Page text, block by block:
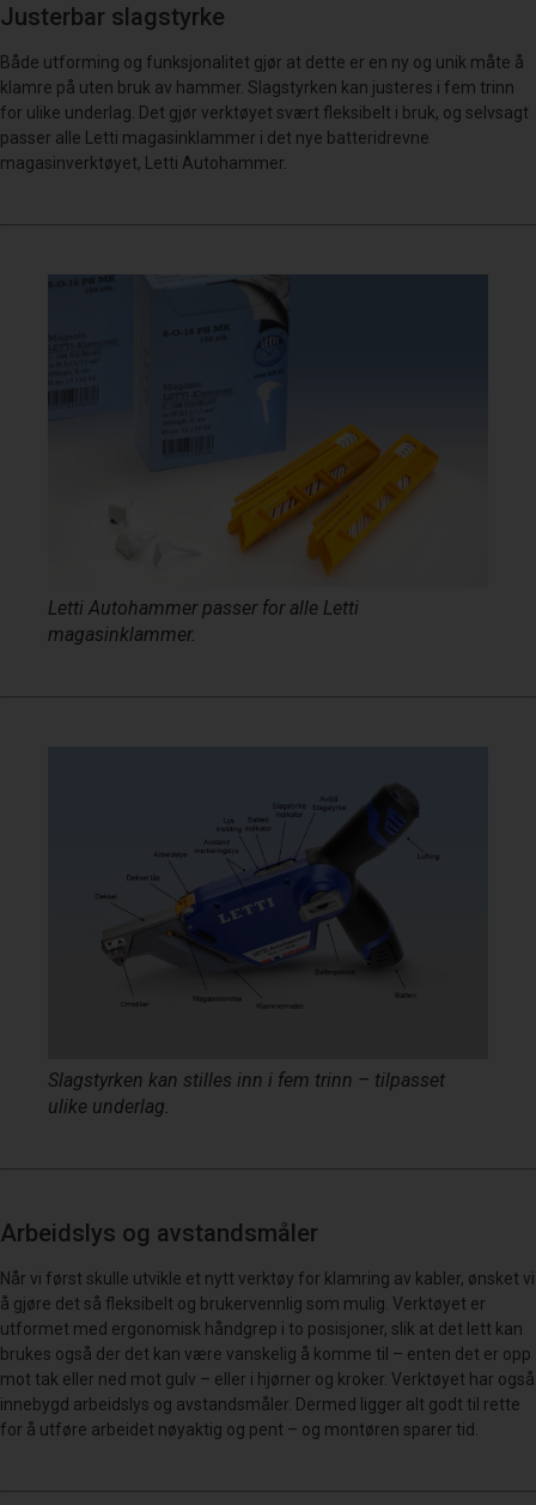
Justerbar slagstyrke
Både utforming og funksjonalitet gjør at dette er en ny og unik måte å
klamre på uten bruk av hammer. Slagstyrken kan justeres i fem trinn
for ulike underlag. Det gjør verktøyet svært fleksibelt i bruk, og selvsagt
passer alle Letti magasinklammer i det nye batteridrevne
magasinverktøyet, Letti Autohammer.
Letti Autohammer passer for alle Letti
magasinklammer.
Slagstyrken kan stilles inn i fem trinn – tilpasset
ulike underlag
Arbeidslys og avstandsmåler
Når vi først skulle utvikle et nytt verktøy for klamring av kabler, ønsket vi
å gjøre det så fleksibelt og brukervennlig som mulig. Verktøyet er
utformet med ergonomisk håndgrep i to posisjoner, slik at det lett kan
brukes også der det kan være vanskelig å komme til – enten det er opp
mot tak eller ned mot gulv – eller i hjørner og kroker. Verktøyet har også
innebygd arbeidslys og avstandsmåler. Dermed ligger alt godt til rette
for å utføre arbeidet nøyaktig og pent – og montøren sparer tid.